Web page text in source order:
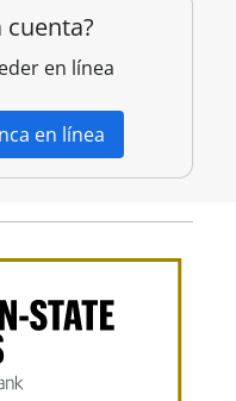
cuenta?
en línea
en línea